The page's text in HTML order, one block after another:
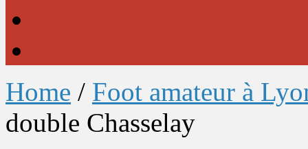
Home / Foot amateur à
double Chasselay